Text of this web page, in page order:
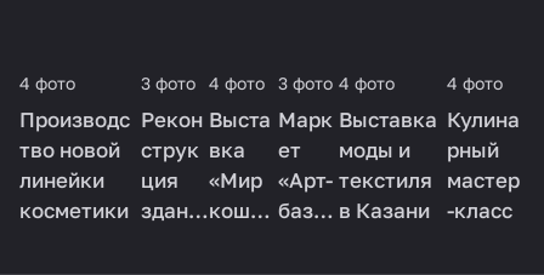
4 фото
Производс
тво новой
линейки
косметики
3 фото
Рекон
струк
ция
здани
4 фото
Выста
вка
«Мир
кошек
3 фото
Марк
ет
«Арт-
базар
4 фото
Выставка
моды и
текстиля
в Казани
4 фото
Кулина
рный
мастер
-класс